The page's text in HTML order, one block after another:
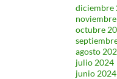
diciembre
octubre
agosto
julio 2024
junio 2024